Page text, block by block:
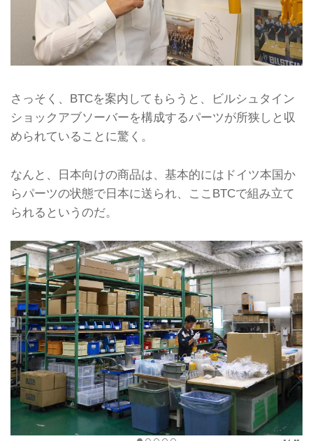
さっそく、BTCを案内してもらうと、ビルシュタイン
ショックアブソーバーを構成するパーツが所狭しと収
められていることに驚く。
なんと、日本向けの商品は、基本的にはドイツ本国か
らパーツの状態で日本に送られ、ここBTCで組み立て
られるというのだ。